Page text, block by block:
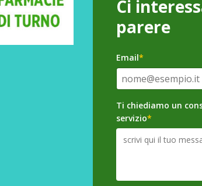
Ci
parere
Email*
Ti chiediamo un
servizio*